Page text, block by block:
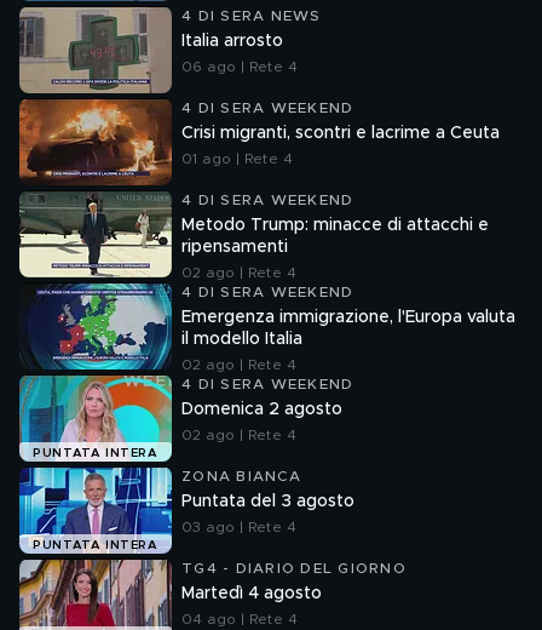
4 DI SERA NEWS
Italia arrosto
06 ago | Rete 4
4 DI SERA WEEKEND
Crisi migranti, scontri e lacrime a Ceuta
01 ago | Rete 4
4 DI SERA WEEKEND
Metodo Trump: minacce di attacchi e
ripensamenti
02 ago | Rete 4
4 DI SERA WEEKEND
Emergenza immigrazione, l'Europa valuta
il modello Italia
02 ago | Rete 4
PUNTATA INTERA
4 DI SERA WEEKEND
Domenica 2 agosto
02 ago | Rete 4
PUNTATA INTERA
ZONA BIANCA
Puntata del 3 agosto
03 ago | Rete 4
TG4 - DIARIO DEL GIORNO
Martedì 4 agosto
04 ago | Rete 4